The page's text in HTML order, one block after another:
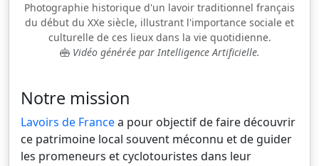
Photographie historique d'un lavoir traditionnel français
du début du XXe siècle, illustrant l'importance sociale et
culturelle de ces lieux dans la vie quotidienne.
Vidéo générée par Intelligence Artificielle.
Notre mission
Lavoirs de Francea pour objectif de faire découvrir
ce patrimoine local souvent méconnu et de guider
les promeneurs et cyclotouristes dans leur